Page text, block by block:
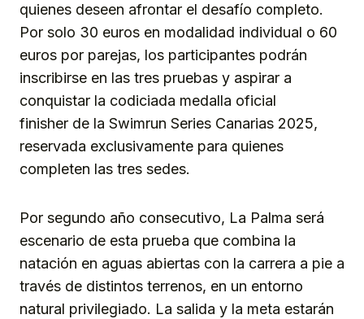
quienes deseen afrontar el desafío completo.
Por solo 30 euros en modalidad individual o 60
euros por parejas, los participantes podrán
inscribirse en las tres pruebas y aspirar a
conquistar la codiciada medalla oficial
finisher de la Swimrun Series Canarias 2025,
reservada exclusivamente para quienes
completen las tres sedes.
Por segundo año consecutivo, La Palma será
escenario de esta prueba que combina la
natación en aguas abiertas con la carrera a pie a
través de distintos terrenos, en un entorno
natural privilegiado. La salida y la meta estarán